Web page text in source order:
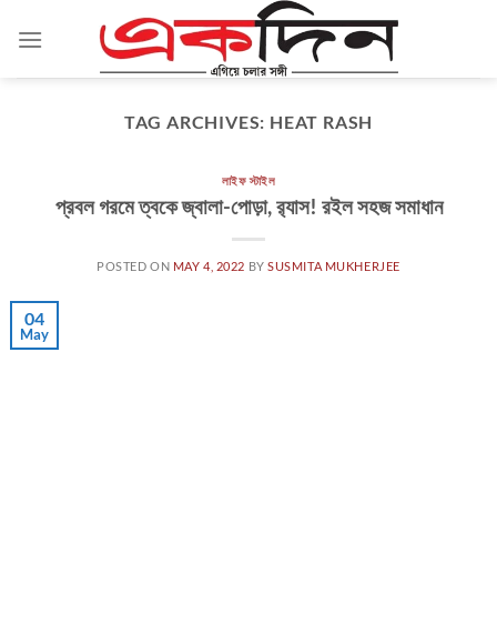
TAG ARCHIVES: HEAT RASH
লাইফ স্টাইল
প্রবল গরমে ত্বকে জ্বালা-পোড়া, ব়্যাস! রইল সহজ সমাধান
POSTED ON MAY 4, 2022 BYSUSMITA MUKHERJEE
04
May